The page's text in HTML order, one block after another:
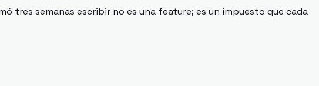
tres semanas escribir no es una feature; es un impuesto que cada